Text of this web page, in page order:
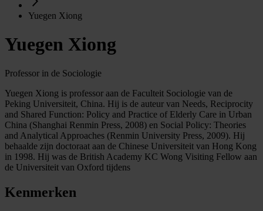
Yuegen Xiong
Yuegen Xiong
Professor in de Sociologie
Yuegen Xiong is professor aan de Faculteit Sociologie van de
Peking Universiteit, China. Hij is de auteur van Needs, Reciprocity
and Shared Function: Policy and Practice of Elderly Care in Urban
China (Shanghai Renmin Press, 2008) en Social Policy: Theories
and Analytical Approaches (Renmin University Press, 2009). Hij
behaalde zijn doctoraat aan de Chinese Universiteit van Hong Kong
in 1998. Hij was de British Academy KC Wong Visiting Fellow aan
de Universiteit van Oxford tijdens
Kenmerken